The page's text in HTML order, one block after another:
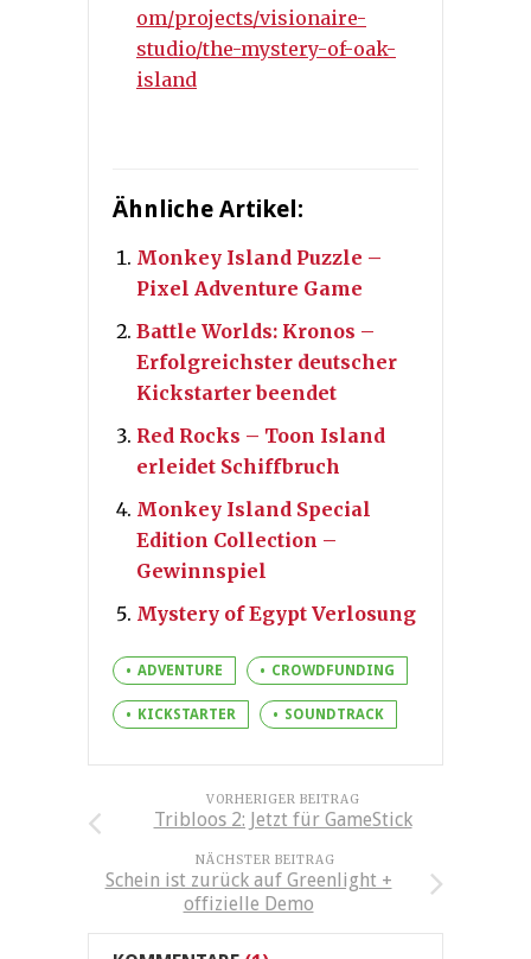
om/projects/visionaire-
studio/the-mystery-of-oak-
island
Ähnliche Artikel:
Monkey Island Puzzle –
Pixel Adventure Game
Battle Worlds: Kronos –
Erfolgreichster deutscher
Kickstarter beendet
Red Rocks – Toon Island
erleidet Schiffbruch
Monkey Island Special
Edition Collection –
Gewinnspiel
Mystery of Egypt Verlosung
ADVENTURE CROWDFUNDING
KICKSTARTER SOUNDTRACK
VORHERIGER BEITRAG
Tribloos 2: Jetzt für GameStick
NÄCHSTER BEITRAG
Schein ist zurück auf Greenlight +
offizielle Demo